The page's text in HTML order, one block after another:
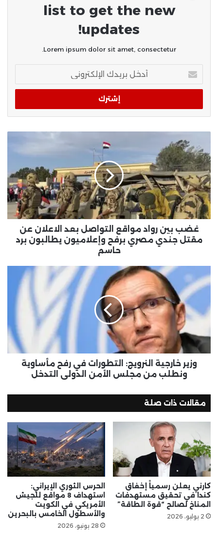
list to get the new
updates!
Lorem ipsum dolor sit amet, consectetur.
بريدك
الإلكتروني
غضب بين رواد مواقع التواصل بعد الاعلان عن
مقتل جندي مصري برفح وإعلاميون يطالبون برد
حاسم
وزير خارجية النرويج: التطورات في رفح مأساوية
ونطلب من مجلس الأمن الدولي التدخل
مقالات ذات صلة
كارني يعلن رسمياً إخفاق
كندا في تحقيق مستهدفات
المناخ لصالح “قوة الطاقة”
2 يوليو، 2026
الحرس الثوري الإيراني:
استهداف 8 مواقع للجيش
الأمريكي في الكويت
والأسطول الخامس بالبحرين
28 يونيو، 2026